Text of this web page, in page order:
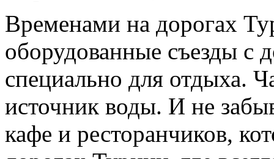
Временами на дорогах
оборудованные съезды с
специально для отдыха.
источник воды. И не
кафе и ресторанчиков,